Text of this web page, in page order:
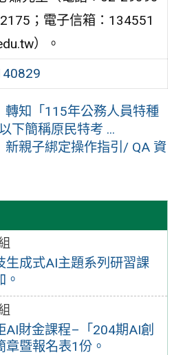
生成式AI主題系列研習課
AI財金課程–「204期AI創
暨報名表1份。
；電子信箱：134551
）。
轉知「115年公務人員特種
下簡稱原民特考 ...
新親子綁定操作指引/ QA 資